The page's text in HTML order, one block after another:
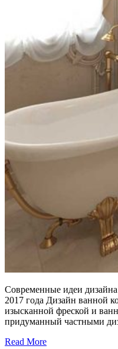
Современные идеи
2017 года Дизайн ванной
изысканной фреской и
придуманный частными
Read More